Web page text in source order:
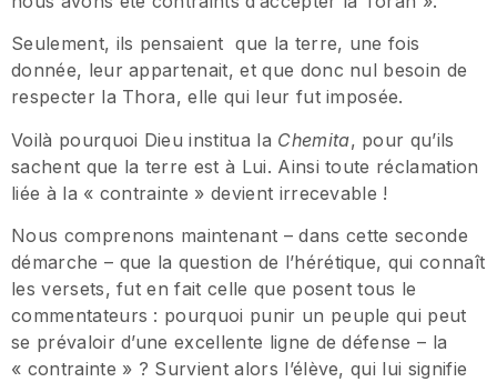
Seulement, ils pensaient que la terre, une fois
donnée, leur appartenait, et que donc nul besoin de
respecter la Thora, elle qui leur fut imposée.
Voilà pourquoi Dieu institua la Chemita, pour qu’ils
sachent que la terre est à Lui. Ainsi toute réclamation
liée à la « contrainte » devient irrecevable !
Nous comprenons maintenant – dans cette seconde
démarche – que la question de l’hérétique, qui connaît
les versets, fut en fait celle que posent tous le
commentateurs : pourquoi punir un peuple qui peut
se prévaloir d’une excellente ligne de défense – la
« contrainte » ? Survient alors l’élève, qui lui signifie